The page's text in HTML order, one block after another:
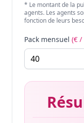
* Le montant de la
agents. Les agents
fonction de leurs
Pack mensuel (€ /